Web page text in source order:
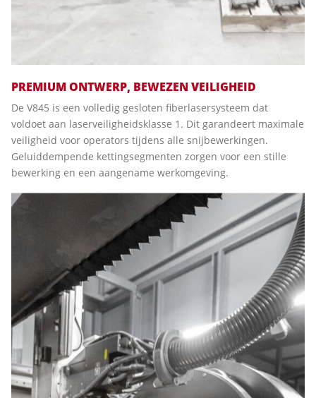
PREMIUM ONTWERP, BEWEZEN VEILIGHEID
De V845 is een volledig gesloten fiberlasersysteem dat
voldoet aan laserveiligheidsklasse 1. Dit garandeert maximale
veiligheid voor operators tijdens alle snijbewerkingen.
Geluiddempende kettingsegmenten zorgen voor een stille
bewerking en een aangename werkomgeving.